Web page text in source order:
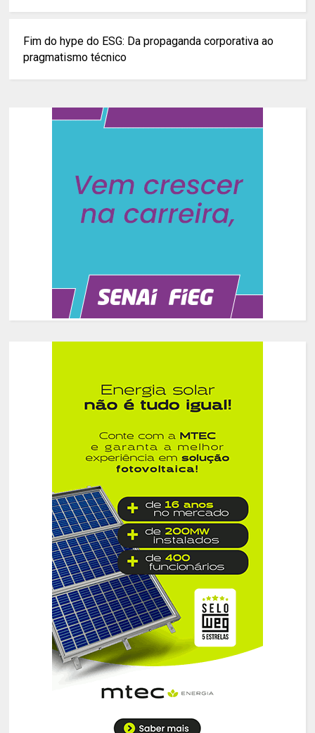
Fim do hype do ESG: Da propaganda corporativa ao
pragmatismo técnico